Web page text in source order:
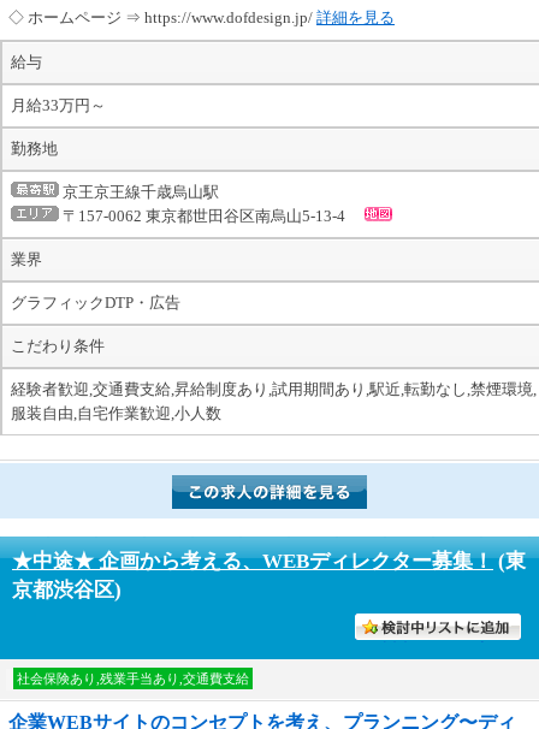
◇ ホームページ ⇒ https://www.dofdesign.jp/ 詳細を見る
給与
月給33万円～
勤務地
京王京王線千歳烏山駅
〒157-0062 東京都世田谷区南烏山5-13-4
業界
グラフィックDTP・広告
こだわり条件
経験者歓迎,交通費支給,昇給制度あり,試用期間あり,駅近,転勤なし,禁煙環境,
服装自由,自宅作業歓迎,小人数
★中途★ 企画から考える、WEBディレクター募集！(東
京都渋谷区)
社会保険あり,残業手当あり,交通費支給
企業WEBサイトのコンセプトを考え、プランニング〜ディ